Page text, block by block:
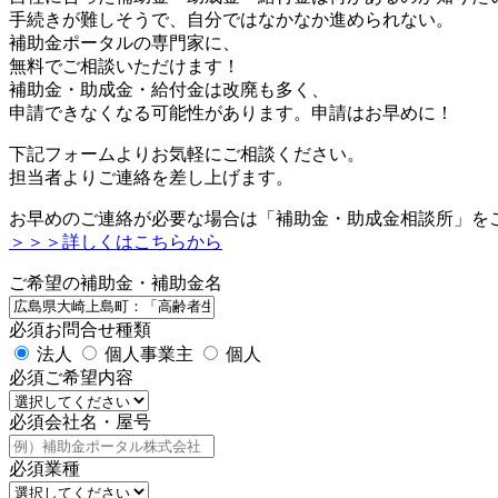
手続きが難しそうで、自分ではなかなか進められない。
補助金ポータルの専門家に、
無料でご相談いただけます！
補助金・助成金・給付金は改廃も多く、
申請できなくなる可能性があります。申請はお早めに！
下記フォームよりお気軽にご相談ください。
担当者よりご連絡を差し上げます。
お早めのご連絡が必要な場合は「補助金・助成金相談所」を
＞＞＞詳しくはこちらから
ご希望の補助金・補助金名
必須お問合せ種類
法人
個人事業主
個人
必須ご希望内容
必須会社名・屋号
必須業種